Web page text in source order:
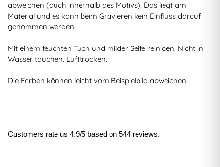
abweichen (auch innerhalb des Motivs). Das liegt am
Material und es kann beim Gravieren kein Einfluss darauf
genommen werden.
Mit einem feuchten Tuch und milder Seife reinigen. Nicht in
Wasser tauchen. Lufttrocken.
Die Farben können leicht vom Beispielbild abweichen.
Customers rate us 4.9/5 based on 544 reviews.